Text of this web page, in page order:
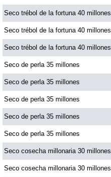
Seco trébol de la fortuna 40 millones
Seco trébol de la fortuna 40 millones
Seco trébol de la fortuna 40 millones
Seco de perla 35 millones
Seco de perla 35 millones
Seco de perla 35 millones
Seco de perla 35 millones
Seco de perla 35 millones
Seco cosecha millonaria 30 millones
Seco cosecha millonaria 30 millones